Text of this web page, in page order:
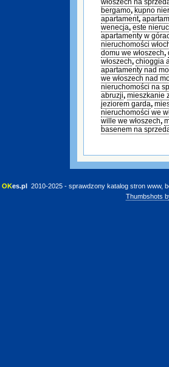
włoszech na
bergamo, kupno
apartament,
wenecja, este
apartamenty w
nieruchomości
domu we włoszech,
włoszech, chioggia
apartamenty nad
we włoszech nad
nieruchomości na
abruzji, mieszkanie
jeziorem garda,
nieruchomości we
wille we włoszech,
basenem na
OKes.pl 2010-2025 - sprawdzony katalog stron www,
Thumbshots